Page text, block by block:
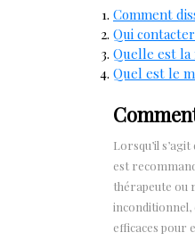
Comment
Qui
Quelle est
Quel est le
Lorsqu’il
est
thérapeute ou
inconditionnel,
efficaces pour